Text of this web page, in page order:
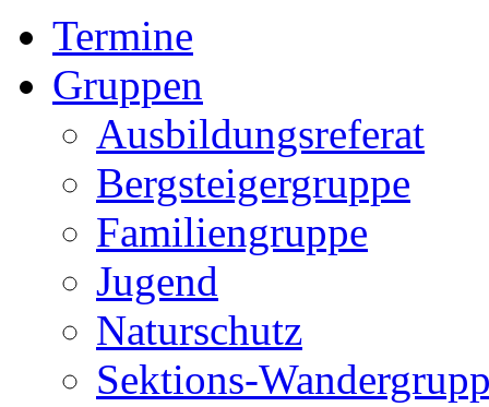
Termine
Gruppen
Ausbildungsreferat
Bergsteigergruppe
Familiengruppe
Jugend
Naturschutz
Sektions-